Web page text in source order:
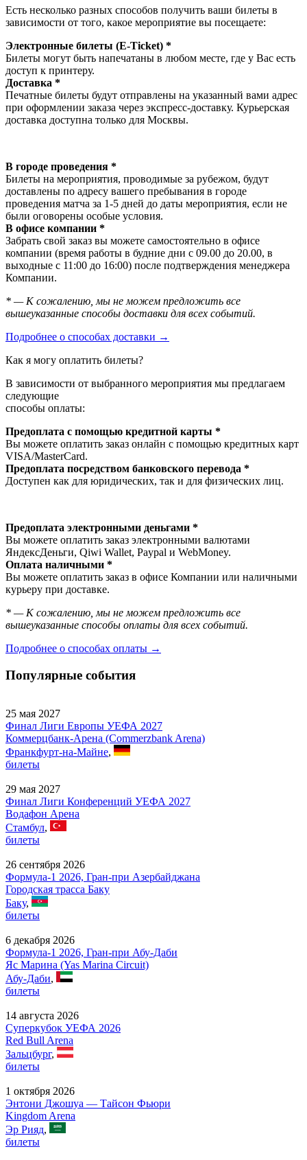
Есть несколько разных способов получить ваши билеты в
зависимости от того, какое мероприятие вы посещаете:
Электронные билеты (E-Ticket) *
Билеты могут быть напечатаны в любом месте, где у Вас есть
доступ к принтеру.
Доставка *
Печатные билеты будут отправлены на указанный вами адрес
при оформлении заказа через экспресс-доставку. Курьерская
доставка доступна только для Москвы.
В городе проведения *
Билеты на мероприятия, проводимые за рубежом, будут
доставлены по адресу вашего пребывания в городе
проведения матча за 1-5 дней до даты мероприятия, если не
были оговорены особые условия.
В офисе компании *
Забрать свой заказ вы можете самостоятельно в офисе
компании (время работы в будние дни с 09.00 до 20.00, в
выходные с 11:00 до 16:00) после подтверждения менеджера
Компании.
* — К сожалению, мы не можем предложить все
вышеуказанные способы доставки для всех событий.
Подробнее о способах доставки →
Как я могу оплатить билеты?
В зависимости от выбранного мероприятия мы предлагаем
следующие
способы оплаты:
Предоплата с помощью кредитной карты *
Вы можете оплатить заказ онлайн с помощью кредитных карт
VISA/MasterСard.
Предоплата посредством банковского перевода *
Доступен как для юридических, так и для физических лиц.
Предоплата электронными деньгами *
Вы можете оплатить заказ электронными валютами
ЯндексДеньги, Qiwi Wallet, Paypal и WebMoney.
Оплата наличными *
Вы можете оплатить заказ в офисе Компании или наличными
курьеру при доставке.
* — К сожалению, мы не можем предложить все
вышеуказанные способы оплаты для всех событий.
Подробнее о способах оплаты →
Популярные события
25 мая 2027
Финал Лиги Европы УЕФА 2027
Коммерцбанк-Арена (Commerzbank Arena)
Франкфурт-на-Майне,
билеты
29 мая 2027
Финал Лиги Конференций УЕФА 2027
Водафон Арена
Стамбул,
билеты
26 сентября 2026
Формула-1 2026, Гран-при Азербайджана
Городская трасса Баку
Баку,
билеты
6 декабря 2026
Формула-1 2026, Гран-при Абу-Даби
Яс Марина (Yas Marina Circuit)
Абу-Даби,
билеты
14 августа 2026
Суперкубок УЕФА 2026
Red Bull Arena
Зальцбург,
билеты
1 октября 2026
Энтони Джошуа — Тайсон Фьюри
Kingdom Arena
Эр Рияд,
билеты